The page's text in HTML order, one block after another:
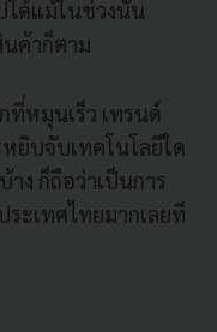
ได้แม้ในช่วงนั้น
นค้าก็ตาม
ที่หมุนเร็ว เทรนด์
ยิบจับเทคโนโลยีใด
ง ก็ถือว่าเป็นการ
ะเทศไทยมากเลยที